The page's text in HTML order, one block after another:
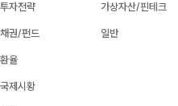
투자전략
채권/펀드
환율
국제시황
가상자산/핀테크
일반